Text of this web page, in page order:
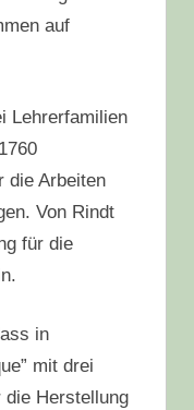
auf
Lehrerfamilien
die Arbeiten
Von Rindt
für die
in
mit drei
die Herstellung